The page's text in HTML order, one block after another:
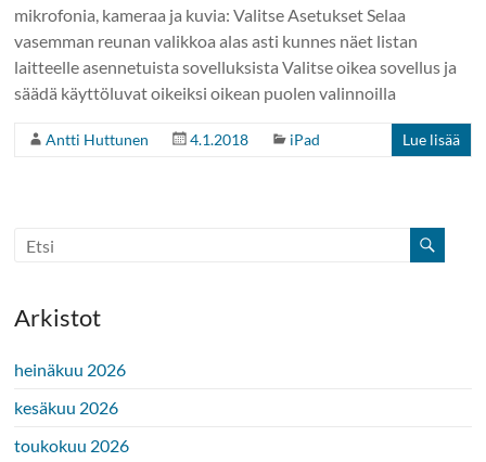
mikrofonia, kameraa ja kuvia: Valitse Asetukset Selaa
vasemman reunan valikkoa alas asti kunnes näet listan
laitteelle asennetuista sovelluksista Valitse oikea sovellus ja
säädä käyttöluvat oikeiksi oikean puolen valinnoilla
Antti Huttunen 4.1.2018 iPad Lue lisää
Arkistot
heinäkuu 2026
kesäkuu 2026
toukokuu 2026